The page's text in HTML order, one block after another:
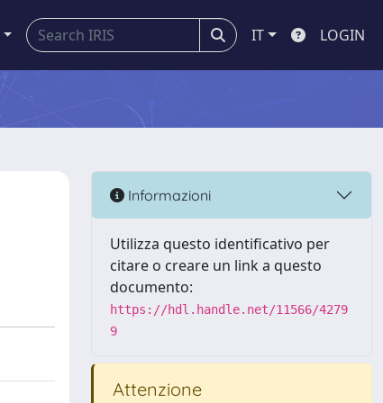
IT LOGIN
Informazioni
Utilizza questo identificativo per
citare o creare un link a questo
documento:
https://hdl.handle.net/11566/4279
9
Attenzione